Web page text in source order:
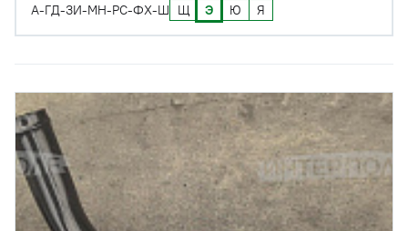
А-ГД-ЗИ-МН-РС-ФХ-Ш Щ Э Ю Я